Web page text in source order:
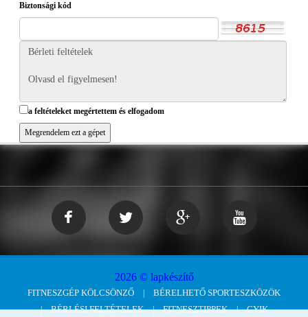
Biztonsági kód
a feltételeket megértettem és elfogadom
2026 © lapkészítő
FITNESZGÉP KÖLCSÖNZŐ
BÉRELHETŐ SPORTESZKÖZÖK
BÉRLÉSI FELTÉTELEK
FITNESZTIPPEK GYIK